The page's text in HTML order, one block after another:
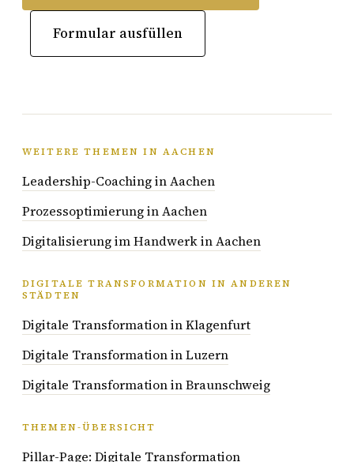
Formular ausfüllen
WEITERE THEMEN IN AACHEN
Leadership-Coaching in Aachen
Prozessoptimierung in Aachen
Digitalisierung im Handwerk in Aachen
DIGITALE TRANSFORMATION IN ANDEREN
STÄDTEN
Digitale Transformation in Klagenfurt
Digitale Transformation in Luzern
Digitale Transformation in Braunschweig
THEMEN-ÜBERSICHT
Pillar-Page: Digitale Transformation